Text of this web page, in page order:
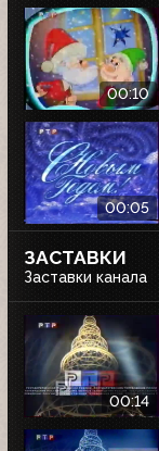
00:10
00:05
ЗАСТАВКИ
Заставки канала
00:14